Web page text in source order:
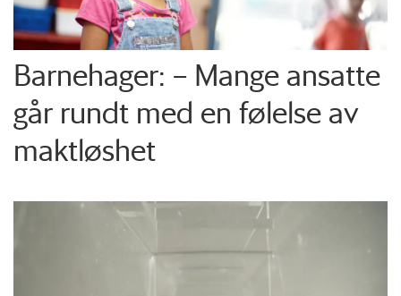
Barnehager: – Mange ansatte
går rundt med en følelse av
maktløshet